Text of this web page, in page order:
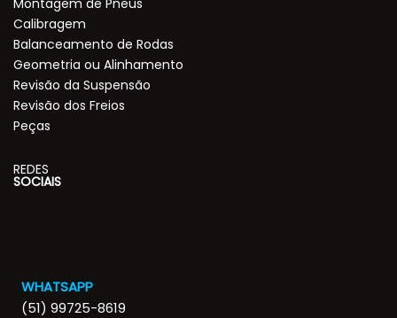
Montagem de Pneus
Calibragem
Balanceamento de Rodas
Geometria ou Alinhamento
Revisão da Suspensão
Revisão dos Freios
Peças
REDES
SOCIAIS
WHATSAPP
(51) 99725-8619